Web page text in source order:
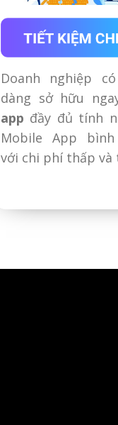
Doanh nghiệp
dàng sở hữu
app đầy đủ tính
Mobile App
với chi phí thấp và